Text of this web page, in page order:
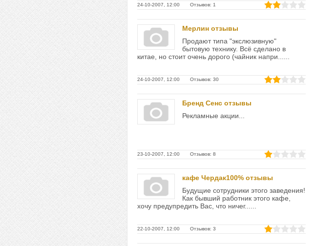
24-10-2007, 12:00 Отзывов: 1
Мерлин отзывы
Продают типа "экслюзивную"
бытовую технику. Всё сделано в
китае, но стоит очень дорого (чайник напри......
24-10-2007, 12:00 Отзывов: 30
Бренд Сенс отзывы
Рекламные акции...
23-10-2007, 12:00 Отзывов: 8
кафе Чердак100% отзывы
Будущие сотрудники этого заведения!
Как бывший работник этого кафе,
хочу предупредить Вас, что ничег......
22-10-2007, 12:00 Отзывов: 3